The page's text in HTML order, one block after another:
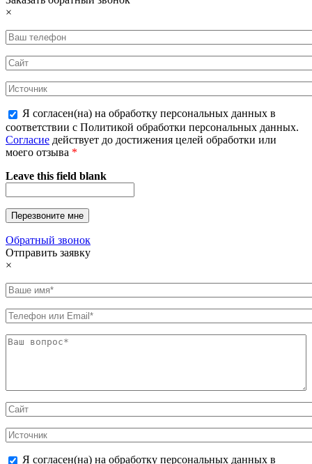
×
Я согласен(на) на обработку персональных данных в
соответствии с Политикой обработки персональных данных.
Согласие действует до достижения целей обработки или
моего отзыва *
Leave this field blank
Обратный звонок
Отправить заявку
×
Я согласен(на) на обработку персональных данных в